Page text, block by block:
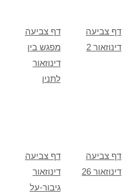
דף צביעה
מפגש בין
דינוזאור
לתנין
דף צביעה
דינוזאור 2
דף צביעה
דינוזאור
גיבור-על
דף צביעה
דינוזאור 26